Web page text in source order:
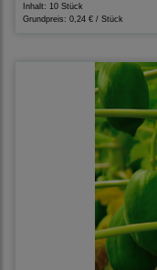
Inhalt: 10 Stück
Grundpreis: 0,24 € / Stück